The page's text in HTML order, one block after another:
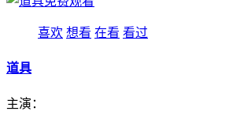
喜欢 想看 在看 看过
道具
主演：